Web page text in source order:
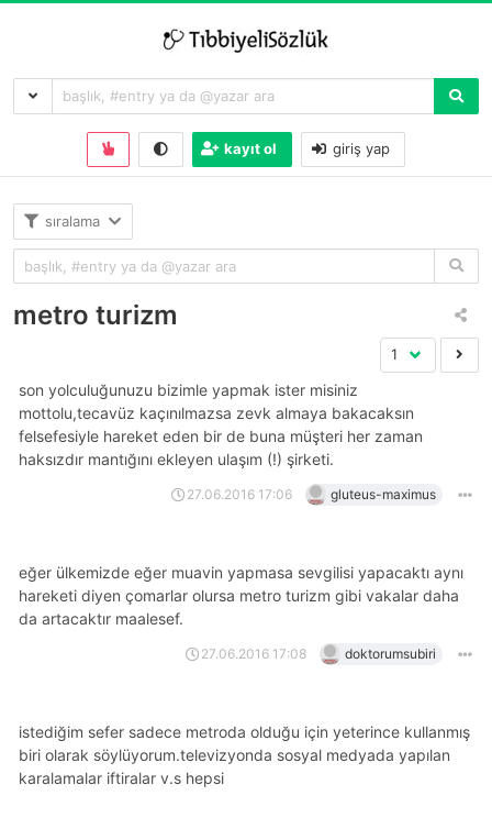
kayıt ol giriş yap
sıralama
metro turizm
son yolculuğunuzu bizimle yapmak ister misiniz
mottolu,tecavüz kaçınılmazsa zevk almaya bakacaksın
felsefesiyle hareket eden bir de buna müşteri her zaman
haksızdır mantığını ekleyen ulaşım (!) şirketi.
27.06.2016 17:06 gluteus-maximus
eğer ülkemizde eğer muavin yapmasa sevgilisi yapacaktı aynı
hareketi diyen çomarlar olursa metro turizm gibi vakalar daha
da artacaktır maalesef.
27.06.2016 17:08 doktorumsubiri
i̇stediğim sefer sadece metroda olduğu için yeterince kullanmış
biri olarak söylüyorum.televizyonda sosyal medyada yapılan
karalamalar iftiralar v.s hepsi